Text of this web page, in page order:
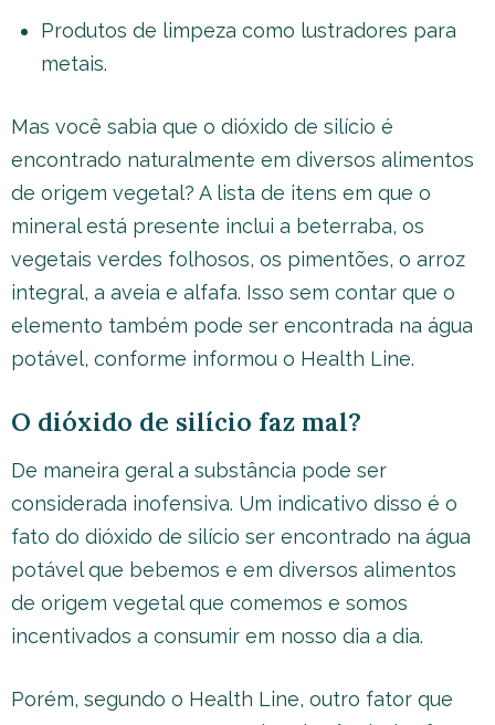
Produtos de limpeza como lustradores para
metais.
Mas você sabia que o dióxido de silício é
encontrado naturalmente em diversos alimentos
de origem vegetal? A lista de itens em que o
mineral está presente inclui a beterraba, os
vegetais verdes folhosos, os pimentões, o arroz
integral, a aveia e alfafa. Isso sem contar que o
elemento também pode ser encontrada na água
potável, conforme informou o Health Line.
O dióxido de silício faz mal?
De maneira geral a substância pode ser
considerada inofensiva. Um indicativo disso é o
fato do dióxido de silício ser encontrado na água
potável que bebemos e em diversos alimentos
de origem vegetal que comemos e somos
incentivados a consumir em nosso dia a dia.
Porém, segundo o Health Line, outro fator que